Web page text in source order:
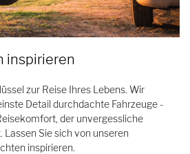
inspirieren
zur Reise Ihres Lebens. Wir
Detail durchdachte Fahrzeuge -
der unvergessliche
Lassen Sie sich von unseren
inspirieren.